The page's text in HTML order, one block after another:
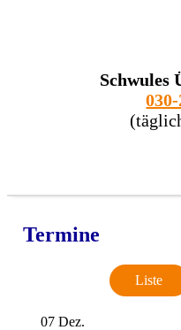
Schwules
Termine
Liste
07 Dez.